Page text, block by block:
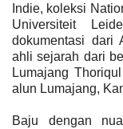
Indie, koleksi
Universiteit
dokumentasi dari
ahli sejarah dari
Lumajang
alun Lumajang,
Baju dengan